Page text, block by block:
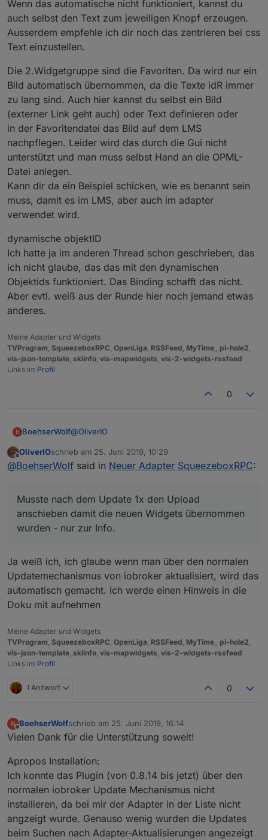
Wenn das automatische nicht funktioniert, kannst du
auch selbst den Text zum jeweiligen Knopf erzeugen.
Ausserdem empfehle ich dir noch das zentrieren bei css
Text einzustellen.
Die 2.Widgetgruppe sind die Favoriten. Da wird nur ein
Bild automatisch übernommen, da die Texte idR immer
zu lang sind. Auch hier kannst du selbst ein Bild
(externer Link geht auch) oder Text definieren oder
in der Favoritendatei das Bild auf dem LMS
nachpflegen. Leider wird das durch die Gui nicht
unterstützt und man muss selbst Hand an die OPML-
Datei anlegen.
Kann dir da ein Beispiel schicken, wie es benannt sein
muss, damit es im LMS, aber auch im adapter
verwendet wird.
dynamische objektID
Ich hatte ja im anderen Thread schon geschrieben, das
ich nicht glaube, das das mit den dynamischen
Objektids funktioniert. Das Binding schafft das nicht.
Aber evtl. weiß aus der Runde hier noch jemand etwas
anderes.
Meine Adapter und Widgets
TVProgram, SqueezeboxRPC, OpenLiga, RSSFeed, MyTime,, pi-hole2,
vis-json-template, skiinfo, vis-mapwidgets, vis-2-widgets-rssfeed
Links im Profil
0
B BoehserWolf@OliverIO
Bingo, läuft! Besten Dank dafür.
übernommen wurden - nur zur Info.
Das mit dem Autoscale der Fonts haut bei mir
jedoch eher suboptimal hin:
Darf ich noch einmal auf das jqui select
bauen (CSS passt noch nicht):
Offline
OliverIOschrieb am 25. Juni 2019, 10:29
zuletzt editiert von
@BoehserWolf said in Neuer Adapter SqueezeboxRPC:
Musste nach dem Update 1x den Upload
anschieben damit die neuen Widgets übernommen
wurden - nur zur Info.
Ja weiß ich, ich glaube wenn man über den normalen
Updatemechanismus von iobroker aktualisiert, wird das
automatisch gemacht. Ich werde einen Hinweis in die
Doku mit aufnehmen
Meine Adapter und Widgets
TVProgram SqueezeboxRPC OpenLiga RSSFeed MyTime pi-hole2
vis-json-template skiinfo vis-mapwidgets vis-2-widgets-rssfeed
Links im Profil
1 Antwort 0
B
Offline
BoehserWolfschrieb am 25. Juni 2019, 16:14
zuletzt editiert von
Vielen Dank für die Unterstützung soweit!
Apropos Installation:
Ich konnte das Plugin (von 0.8.14 bis jetzt) über den
normalen iobroker Update Mechanismus nicht
installieren, da bei mir der Adapter in der Liste nicht
angzeigt wurde. Genauso wenig wurden die Updates
beim Suchen nach Adapter-Aktualisierungen angezeigt